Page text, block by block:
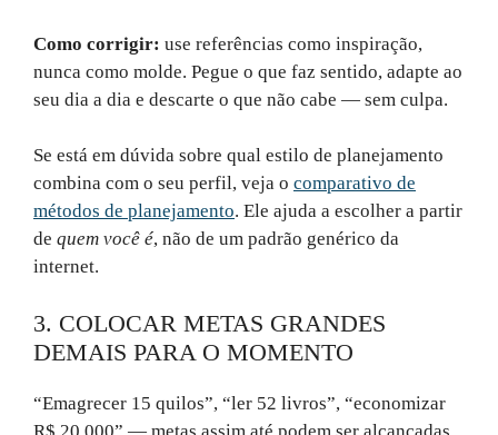
Como corrigir: use referências como inspiração,
nunca como molde. Pegue o que faz sentido, adapte ao
seu dia a dia e descarte o que não cabe — sem culpa.
Se está em dúvida sobre qual estilo de planejamento
combina com o seu perfil, veja o comparativo de
métodos de planejamento. Ele ajuda a escolher a partir
de quem você é, não de um padrão genérico da
internet.
3. COLOCAR METAS GRANDES
DEMAIS PARA O MOMENTO
“Emagrecer 15 quilos”, “ler 52 livros”, “economizar